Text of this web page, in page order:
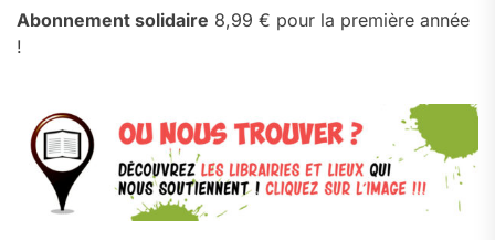
Abonnement solidaire 8,99 € pour la première année
!